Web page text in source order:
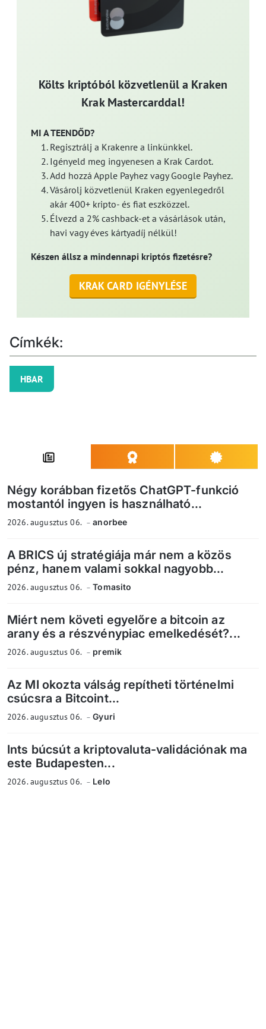
Költs kriptóból közvetlenül a Kraken
Krak Mastercarddal!
MI A TEENDŐD?
Regisztrálj a Krakenre a linkünkkel.
Igényeld meg ingyenesen a Krak Cardot.
Add hozzá Apple Payhez vagy Google Payhez.
Vásárolj közvetlenül Kraken egyenlegedről
akár 400+ kripto- és fiat eszközzel.
Élvezd a 2% cashback-et a vásárlások után,
havi vagy éves kártyadíj nélkül!
Készen állsz a mindennapi kriptós fizetésre?
KRAK CARD IGÉNYLÉSE
Címkék:
HBAR
Négy korábban fizetős ChatGPT-funkció
mostantól ingyen is használható...
2026. augusztus 06. anorbee
A BRICS új stratégiája már nem a közös
pénz, hanem valami sokkal nagyobb...
2026. augusztus 06. Tomasito
Miért nem követi egyelőre a bitcoin az
arany és a részvénypiac emelkedését?...
2026. augusztus 06. premik
Az MI okozta válság repítheti történelmi
csúcsra a Bitcoint...
2026. augusztus 06. Gyuri
Ints búcsút a kriptovaluta-validációnak ma
este Budapesten...
2026. augusztus 06. Lelo